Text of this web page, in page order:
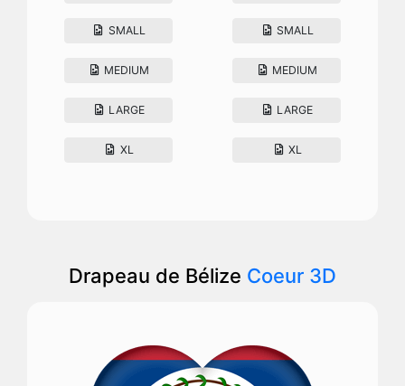
SMALL
MEDIUM
LARGE
XL
SMALL
MEDIUM
LARGE
XL
Drapeau de Bélize Coeur 3D